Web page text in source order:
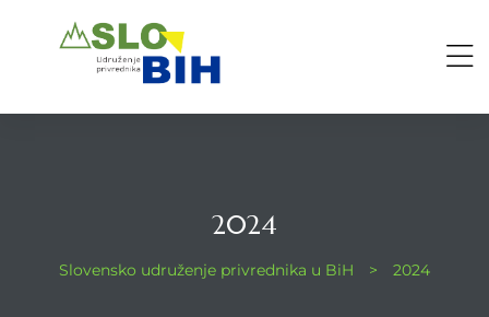
2024
Slovensko udruženje privrednika u BiH > 2024